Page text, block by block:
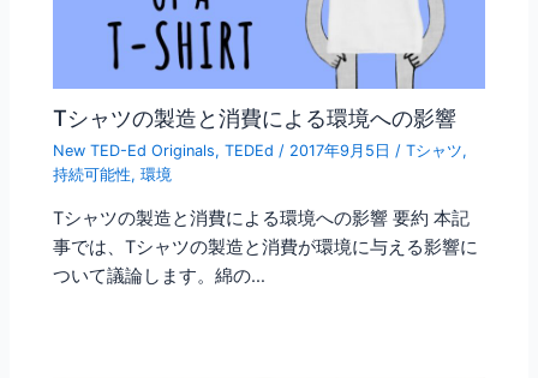
Tシャツの製造と消費による環境への影響
New TED-Ed Originals,TEDEd / 2017年9月5日 /Tシャツ,
持続可能性,環境
Tシャツの製造と消費による環境への影響 要約 本記
事では、Tシャツの製造と消費が環境に与える影響に
ついて議論します。綿の…